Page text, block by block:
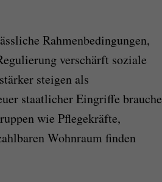
Rahmenbedingungen,
verschärft soziale
steigen als
staatlicher Eingriffe brauche
wie Pflegekräfte,
Wohnraum finden